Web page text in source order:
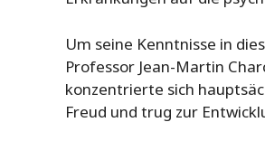
Um seine Kenntnisse in
Professor Jean-Martin
konzentrierte sich
Freud und trug zur